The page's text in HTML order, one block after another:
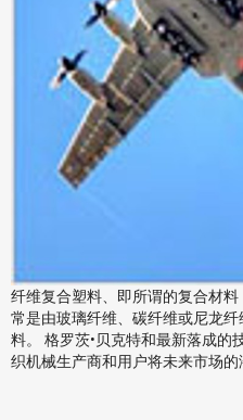
纤维复合塑料、即所谓的复合材
常是由玻璃纤维、碳纤维或尼龙
料。 格罗茨•贝克特和最新落成的
织机械生产商和用户将未来市场的